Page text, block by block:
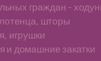
граждан -
шторы
игрушки
и домашние закатки